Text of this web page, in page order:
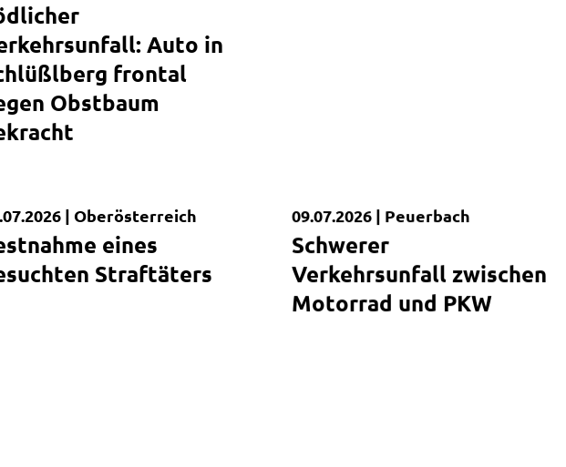
Auto in
frontal
Obstbaum
| Oberösterreich
eines
Straftäters
Kurzmeldung
09.07.2026 | Peuerbach
Schwerer
Verkehrsunfall zwischen
Motorrad und PKW